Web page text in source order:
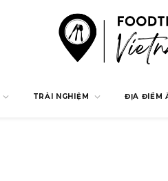
TRẢI NGHIỆM ĐỊA ĐIỂM